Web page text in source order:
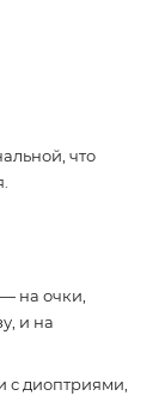
что
на очки,
и на
с диоптриями,